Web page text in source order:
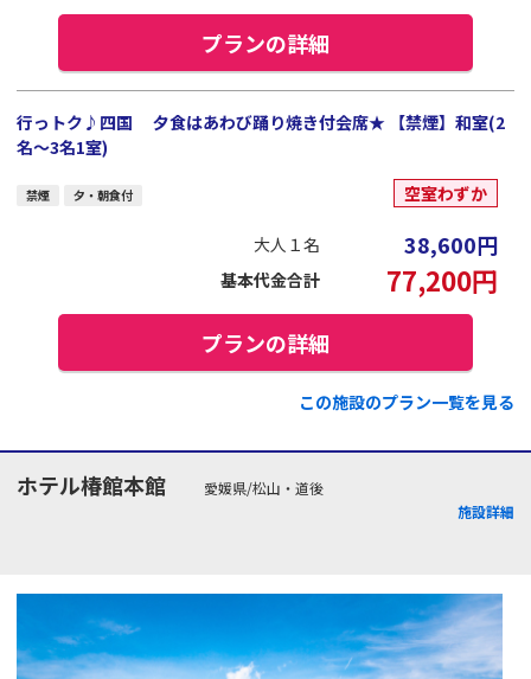
プランの詳細
行っトク♪四国 夕食はあわび踊り焼き付会席★ 【禁煙】和室(2
名～3名1室)
禁煙 夕・朝食付 空室わずか
大人１名 38,600円
基本代金合計 77,200円
プランの詳細
この施設のプラン一覧を見る
ホテル椿館本館
愛媛県/松山・道後
施設詳細